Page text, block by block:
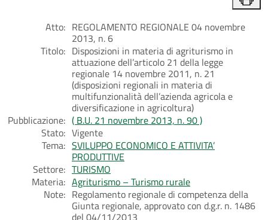
Atto: REGOLAMENTO REGIONALE 04 novembre
2013, n. 6
Titolo: Disposizioni in materia di agriturismo in
attuazione dell’articolo 21 della legge
regionale 14 novembre 2011, n. 21
(disposizioni regionali in materia di
multifunzionalità dell’azienda agricola e
diversificazione in agricoltura)
Pubblicazione: ( B.U. 21 novembre 2013, n. 90 )
Stato: Vigente
Tema: SVILUPPO ECONOMICO E ATTIVITA’
PRODUTTIVE
Settore: TURISMO
Materia: Agriturismo – Turismo rurale
Note: Regolamento regionale di competenza della
Giunta regionale, approvato con d.g.r. n. 1486
del 04/11/2013